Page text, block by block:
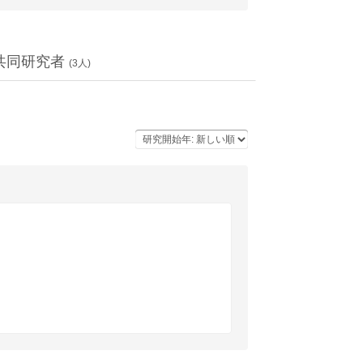
同研究者 (3 人)